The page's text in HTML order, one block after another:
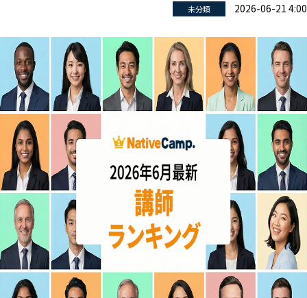
未分類 2026-06-21 4:00